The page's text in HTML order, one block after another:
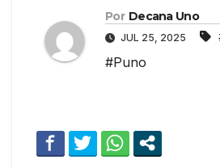
Por Decana Uno
JUL 25, 2025
#Puno